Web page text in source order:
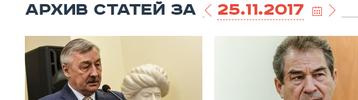
АРХИВ СТАТЕЙ ЗА 25.11.2017